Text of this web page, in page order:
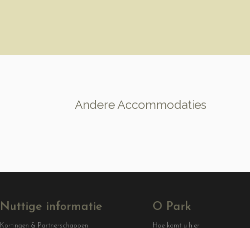
Andere Accommodaties
Nuttige informatie
Kortingen & Partnerschappen
O Park
Hoe komt u hier